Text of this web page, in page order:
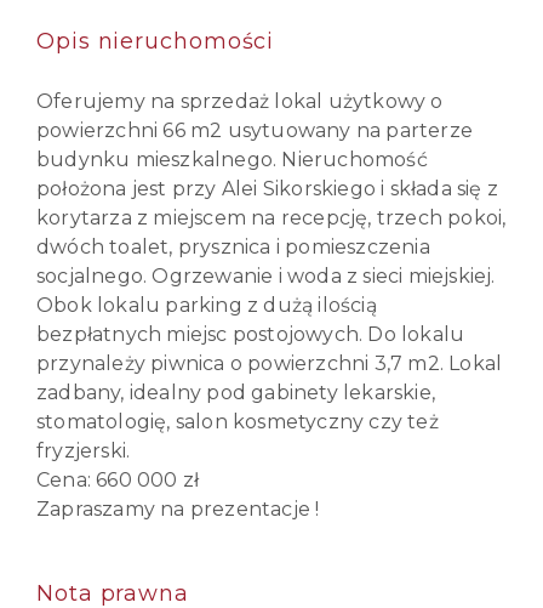
Opis nieruchomości
Oferujemy na sprzedaż lokal użytkowy o
powierzchni 66 m2 usytuowany na parterze
budynku mieszkalnego. Nieruchomość
położona jest przy Alei Sikorskiego i składa się z
korytarza z miejscem na recepcję, trzech pokoi,
dwóch toalet, prysznica i pomieszczenia
socjalnego. Ogrzewanie i woda z sieci miejskiej.
Obok lokalu parking z dużą ilością
bezpłatnych miejsc postojowych. Do lokalu
przynależy piwnica o powierzchni 3,7 m2. Lokal
zadbany, idealny pod gabinety lekarskie,
stomatologię, salon kosmetyczny czy też
fryzjerski.
Cena: 660 000 zł
Zapraszamy na prezentacje !
Nota prawna